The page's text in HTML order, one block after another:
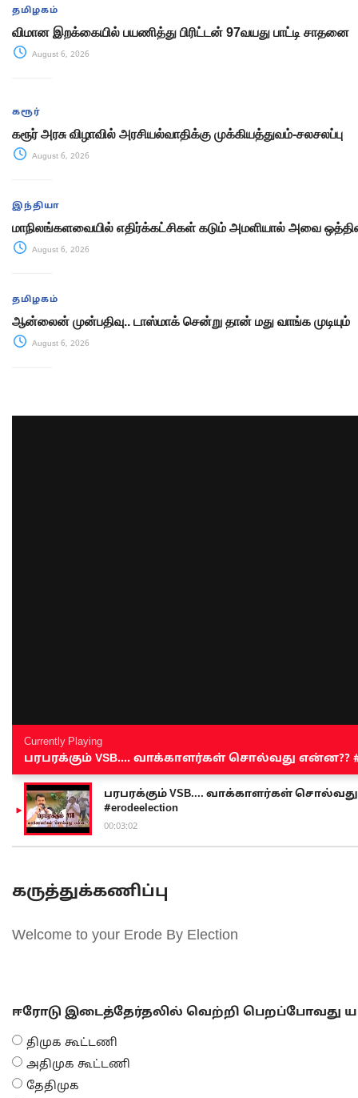
தமிழகம்
விமான இறக்கையில் பயணித்து பிரிட்டன் 97வயது பாட்டி சாதனை
August 6, 2026
கரூர்
கரூர் அரசு விழாவில் அரசியல்வாதிக்கு முக்கியத்துவம்-சலசலப்பு
August 6, 2026
இந்தியா
மாநிலங்களவையில் எதிர்க்கட்சிகள் கடும் அமளியால் அவை
August 6, 2026
தமிழகம்
ஆன்லைன் முன்பதிவு.. டாஸ்மாக் சென்று தான் மது வாங்க முடியும்
August 6, 2026
Currently Playing
பரபரக்கும் VSB.... வாக்காளர்கள் சொல்வது என்ன??
பரபரக்கும் VSB.... வாக்காளர்கள் சொல்வது
#erodeelection
00:03:02
கருத்துக்கணிப்பு
Welcome to your Erode By Election
ஈரோடு இடைத்தேர்தலில் வெற்றி பெறப்போவது
திமுக கூட்டணி
அதிமுக கூட்டணி
தேதிமுக